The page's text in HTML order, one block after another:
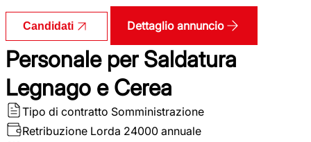
Candidati Dettaglio annuncio
Personale per Saldatura
Legnago e Cerea
Tipo di contratto Somministrazione
Retribuzione Lorda 24000 annuale